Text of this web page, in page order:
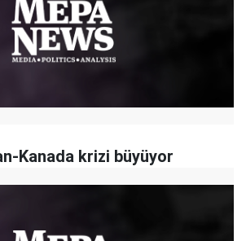
Kanada krizi büyüyor